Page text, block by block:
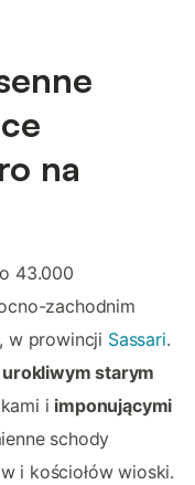
na
43.000
zachodnim
, w prowincji Sassari.
urokliwym starym
i imponującymi
schody
i kościołów wioski.